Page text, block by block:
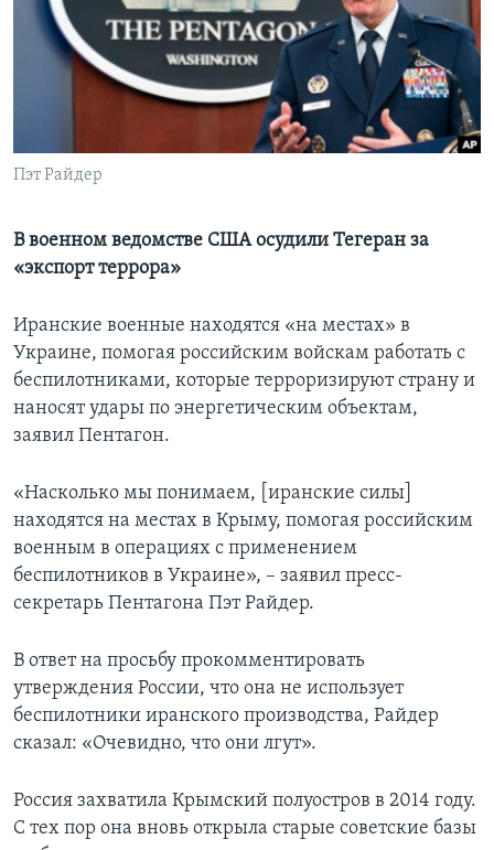
Learning English
СОЦИАЛЬНЫЕ СЕТИ
Пэт Райдер
В военном ведомстве США осудили Тегеран за
«экспорт террора»
Иранские военные находятся «на местах» в
Украине, помогая российским войскам работать с
беспилотниками, которые терроризируют страну и
наносят удары по энергетическим объектам,
заявил Пентагон.
«Насколько мы понимаем, [иранские силы]
находятся на местах в Крыму, помогая российским
военным в операциях с применением
беспилотников в Украине», – заявил пресс-
секретарь Пентагона Пэт Райдер.
В ответ на просьбу прокомментировать
утверждения России, что она не использует
беспилотники иранского производства, Райдер
сказал: «Очевидно, что они лгут».
Россия захватила Крымский полуостров в 2014 году.
С тех пор она вновь открыла старые советские базы